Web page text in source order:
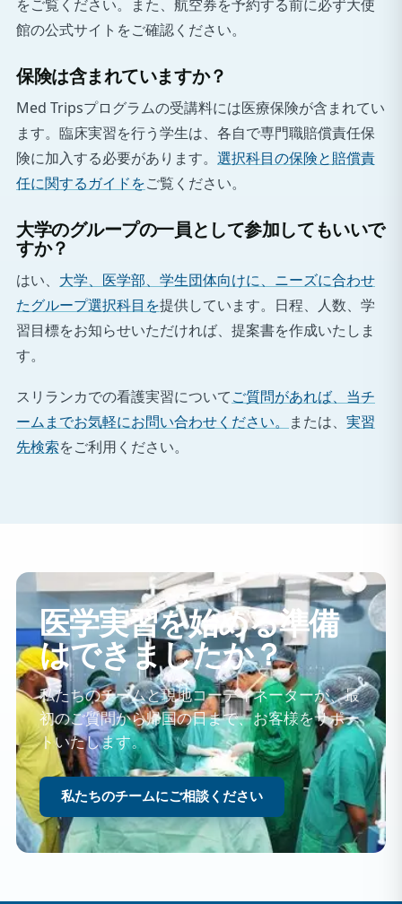
をご覧ください。また、航空券を予約する前に必ず大使
館の公式サイトをご確認ください。
保険は含まれていますか？
Med Tripsプログラムの受講料には医療保険が含まれてい
ます。臨床実習を行う学生は、各自で専門職賠償責任保
険に加入する必要があります。 選択科目の保険と賠償責
任に関するガイドをご覧ください。
大学のグループの一員として参加してもいいで
すか？
はい、 大学、医学部、学生団体向けに、ニーズに合わせ
たグループ選択科目を提供しています。日程、人数、学
習目標をお知らせいただければ、提案書を作成いたしま
す。
スリランカでの看護実習についてご質問があれば、当チ
ームまでお気軽にお問い合わせください。
または、 実習
先検索をご利用ください。
医学実習を始める準備
はできましたか？
私たちのチームと現地コーディネーターが、最
初のご質問から帰国の日まで、お客様をサポー
トいたします。
私たちのチームにご相談ください